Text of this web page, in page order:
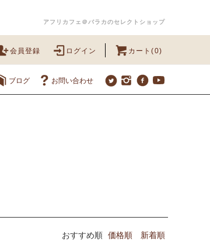
アフリカフェ＠バラカのセレクトショップ
会員登録 ログイン カート(0)
ブログ お問い合わせ
おすすめ順 価格順 新着順